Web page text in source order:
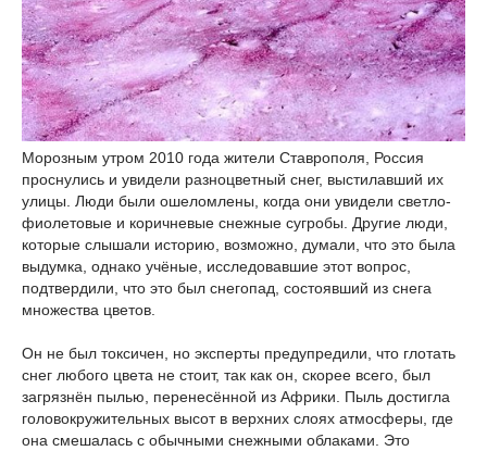
Морозным утром 2010 года жители Ставрополя, Россия
проснулись и увидели разноцветный снег, выстилавший их
улицы. Люди были ошеломлены, когда они увидели светло-
фиолетовые и коричневые снежные сугробы. Другие люди,
которые слышали историю, возможно, думали, что это была
выдумка, однако учёные, исследовавшие этот вопрос,
подтвердили, что это был снегопад, состоявший из снега
множества цветов.
Он не был токсичен, но эксперты предупредили, что глотать
снег любого цвета не стоит, так как он, скорее всего, был
загрязнён пылью, перенесённой из Африки. Пыль достигла
головокружительных высот в верхних слоях атмосферы, где
она смешалась с обычными снежными облаками. Это